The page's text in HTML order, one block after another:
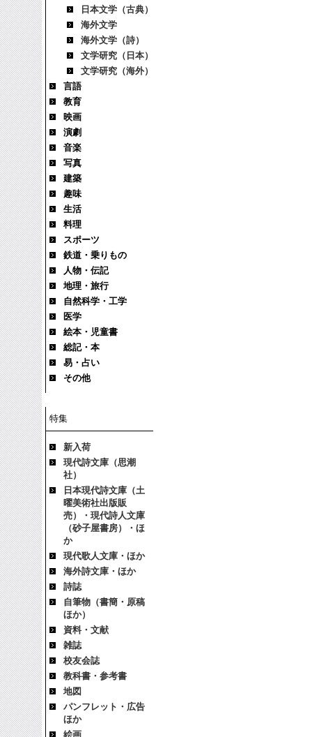
日本文学（古典）
海外文学
海外文学（詩）
文学研究（日本）
文学研究（海外）
言語
教育
映画
演劇
音楽
写真
建築
趣味
生活
料理
スポーツ
鉄道・乗りもの
人物・伝記
地理・旅行
自然科学・工学
医学
絵本・児童書
総記・本
易・占い
その他
特集
新入荷
現代詩文庫（思潮
社）
日本現代詩文庫（土
曜美術社出版販
売）・現代詩人文庫
（砂子屋書房）・ほ
か
現代歌人文庫・ほか
海外詩文庫・ほか
詩誌
自筆物（書簡・原稿
ほか）
資料・文献
雑誌
校友会誌
教科書・参考書
地図
パンフレット・広告
ほか
絵画